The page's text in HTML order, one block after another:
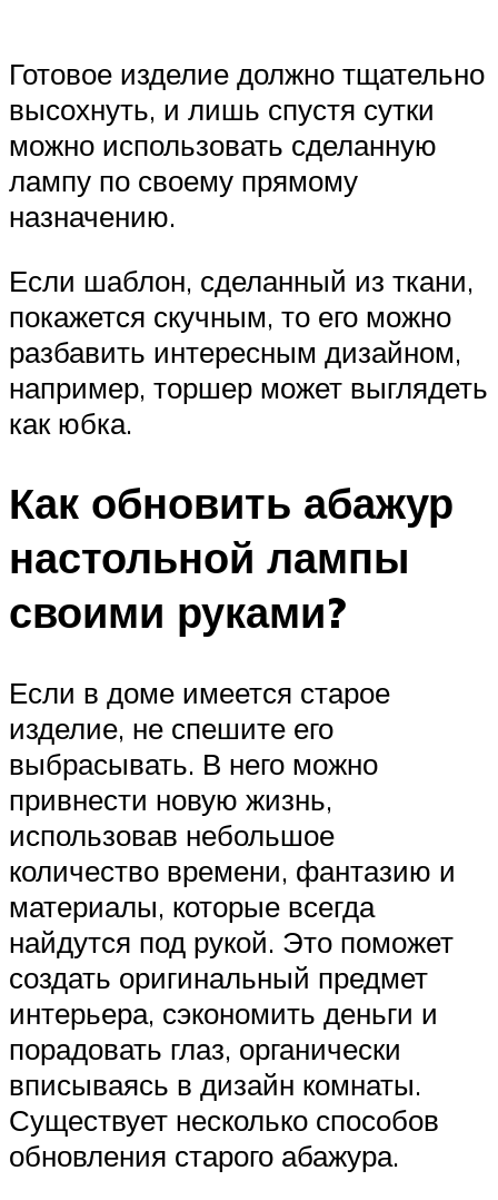
Готовое изделие должно тщательно
высохнуть, и лишь спустя сутки
можно использовать сделанную
лампу по своему прямому
назначению.
Если шаблон, сделанный из ткани,
покажется скучным, то его можно
разбавить интересным дизайном,
например, торшер может выглядеть
как юбка.
Как обновить абажур
настольной лампы
своими руками?
Если в доме имеется старое
изделие, не спешите его
выбрасывать. В него можно
привнести новую жизнь,
использовав небольшое
количество времени, фантазию и
материалы, которые всегда
найдутся под рукой. Это поможет
создать оригинальный предмет
интерьера, сэкономить деньги и
порадовать глаз, органически
вписываясь в дизайн комнаты.
Существует несколько способов
обновления старого абажура.